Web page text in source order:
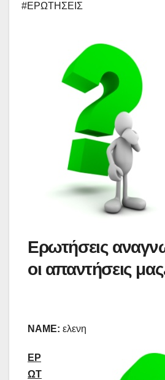
#ΕΡΩΤΗΣΕΙΣ
Ερωτήσεις
οι απαντήσεις
NAME: ελενη
ΕΡ
ΩΤ